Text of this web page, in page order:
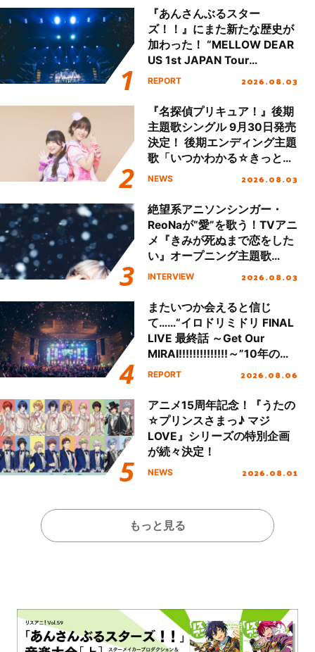
『あんさんぶるスター
ズ！！』にまた新たな歴史が
加わった！ “MELLOW DEAR
US 1st JAPAN Tour
Final「NICE to meet YOU
ート!!
REPORT 2026.08.03
『名探偵プリキュア！』後期
主題歌シングル 9月30日発売
決定！ 後期エンディング主題
歌「いつかわかる☆きっとあ
える」TVサイズ先行配信開
NEWS 2026.08.03
絶望系アニソンシンガー・
ReoNaが“愛”を歌う！TVアニ
メ『きみが死ぬまで恋をした
い』オープニング主題歌
「Amore」インタビュー
INTERVIEW 2026.08.03
またいつか会えると信じ
て……“イロドリミドリ FINAL
LIVE 最終話 ～Get Our
MIRAI!!!!!!!!!!!!!!～”10年の活
動を経てファイナルを迎える
REPORT 2026.08.06
アニメ15周年記念！『うたの
☆プリンスさまっ♪ マジ
LOVE』シリーズの特別企画
が続々決定！
NEWS 2026.08.01
もっと見る